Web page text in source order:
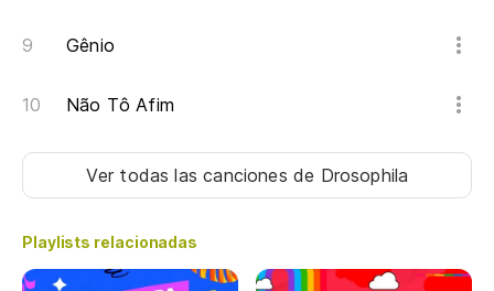
Gênio
Não Tô Afim
Ver todas las canciones de Drosophila
Playlists relacionadas